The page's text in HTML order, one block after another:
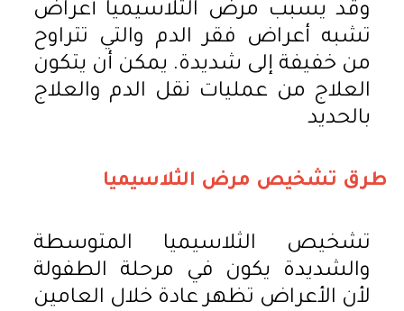
وقد يسبب مرض الثلاسيميا أعراض
تشبه أعراض فقر الدم والتي تتراوح
من خفيفة إلى شديدة. يمكن أن يتكون
العلاج من عمليات نقل الدم والعلاج
بالحديد
طرق تشخيص مرض الثلاسيميا
تشخيص الثلاسيميا المتوسطة
والشديدة يكون في مرحلة الطفولة
لأن الأعراض تظهر عادة خلال العامين